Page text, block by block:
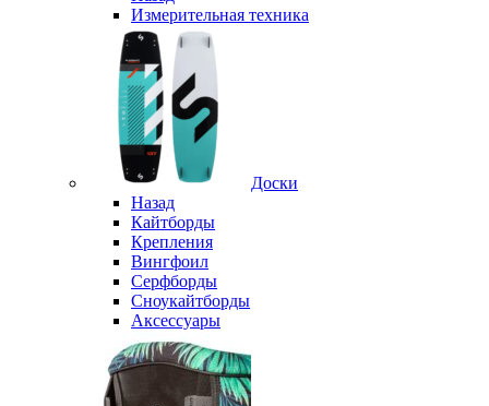
Измерительная техника
Доски
Назад
Кайтборды
Крепления
Вингфоил
Серфборды
Сноукайтборды
Аксессуары